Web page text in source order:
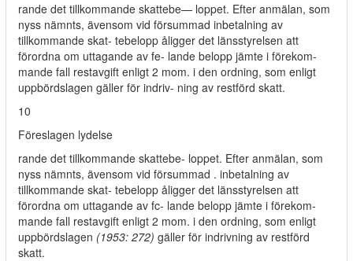
rande det tillkommande skattebe— loppet. Efter anmälan, som
nyss nämnts, ävensom vid försummad inbetalning av
tillkommande skat- tebelopp åligger det länsstyrelsen att
förordna om uttagande av fe- lande belopp jämte i förekom-
mande fall restavgift enligt 2 mom. i den ordning, som enligt
uppbördslagen gäller för indriv- ning av restförd skatt.
10
Föreslagen lydelse
rande det tillkommande skattebe- loppet. Efter anmälan, som
nyss nämnts, ävensom vid försummad . inbetalning av
tillkommande skat- tebelopp åligger det länsstyrelsen att
förordna om uttagande av fc- lande belopp jämte i förekom-
mande fall restavgift enligt 2 mom. i den ordning, som enligt
uppbördslagen (1953: 272) gäller för indrivning av restförd
skatt.